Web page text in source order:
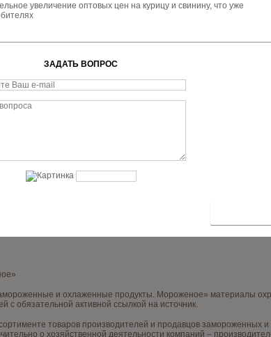
увеличение оптовых цен на курицу и свинину, что уже
ЗАДАТЬ ВОПРОС
и охлаженные продукты. Мороженое» материалы
с обязательной активной ссылкой на источник.
товаров производителей и продавцов замороженных
о хозяйственной деятельности компаний –